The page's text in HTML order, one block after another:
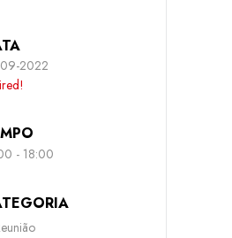
2022
- 18:00